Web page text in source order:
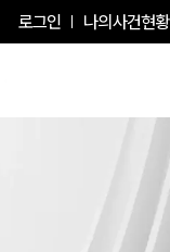
로그인 나의사건현황